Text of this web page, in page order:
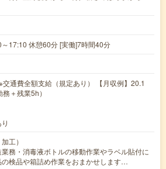
～17:10 休憩60分 [実働]7時間40分
通費全額支給（規定あり） 【月収例】20.1
＋残業5h）
工）
業務・消毒液ボトルの移動作業やラベル貼付に
検品や箱詰め作業をおまかせします…